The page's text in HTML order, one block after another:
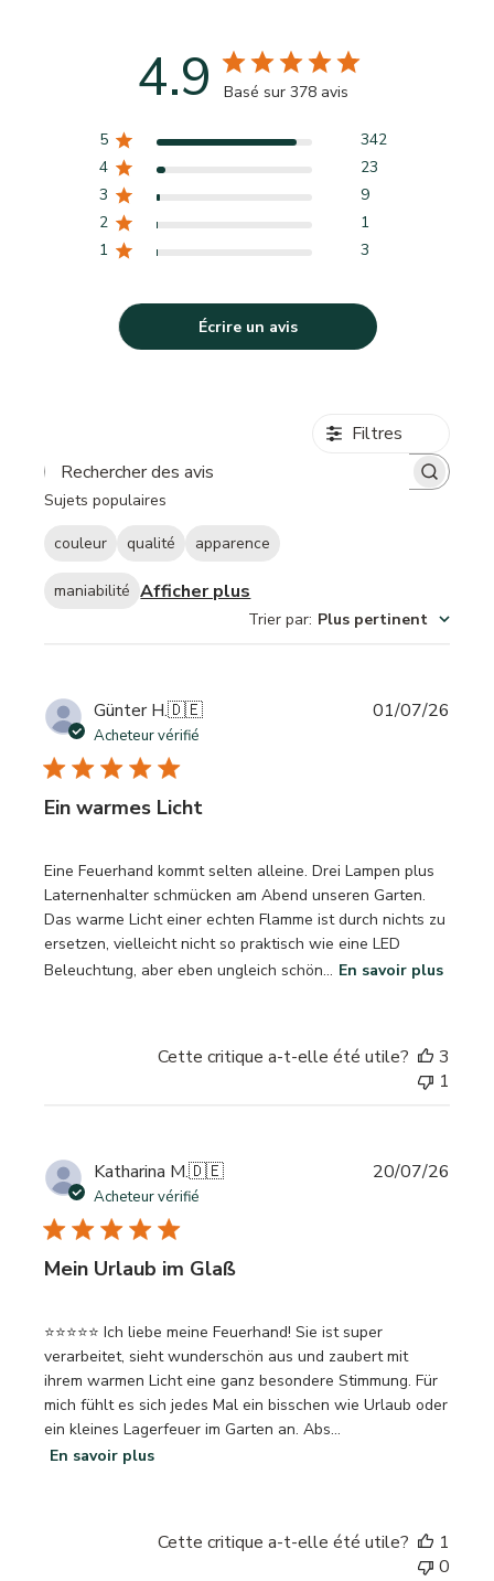
4.9 Basé sur 378 avis
5
342
4
23
3
9
2
1
1
3
Écrire un avis
Filtres
Sujets populaires
couleur qualité apparence
maniabilité Afficher plus
Trier par: Plus pertinent
Günter H.🇩🇪
Acheteur vérifié
Ein warmes Licht
Eine Feuerhand kommt selten alleine. Drei Lampen plus
Laternenhalter schmücken am Abend unseren Garten.
Das warme Licht einer echten Flamme ist durch nichts zu
ersetzen, vielleicht nicht so praktisch wie eine LED
Beleuchtung, aber eben ungleich schön... En savoir plus
01/07/26
Cette critique a-t-elle été utile?
3
1
Katharina M.🇩🇪
Acheteur vérifié
Mein Urlaub im Glaß
⭐⭐⭐⭐⭐ Ich liebe meine Feuerhand! Sie ist super
verarbeitet, sieht wunderschön aus und zaubert mit
ihrem warmen Licht eine ganz besondere Stimmung. Für
mich fühlt es sich jedes Mal ein bisschen wie Urlaub oder
ein kleines Lagerfeuer im Garten an. Abs...
En savoir plus
20/07/26
Cette critique a-t-elle été utile?
1
0